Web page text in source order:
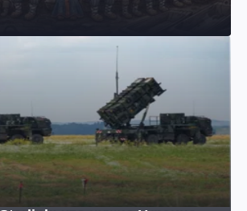
в потребительскую